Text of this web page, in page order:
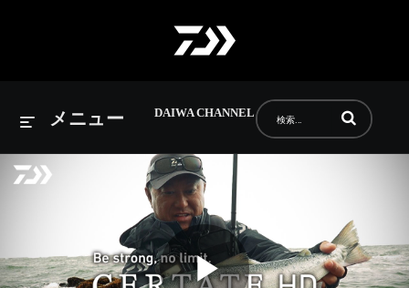
DAIWA CHANNEL
メニュー 動画の検索語句